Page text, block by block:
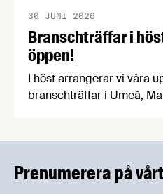
Branschträffar i
öppen!
30 JUNI 2026
I höst arrangerar vi våra
branschträffar i Umeå,
kan träffa
Prenumerera på